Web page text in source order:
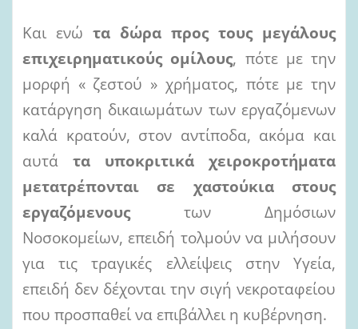
Και ενώ τα δώρα προς τους μεγάλους
επιχειρηματικούς ομίλους, πότε με την
μορφή « ζεστού » χρήματος, πότε με την
κατάργηση δικαιωμάτων των εργαζόμενων
καλά κρατούν, στον αντίποδα, ακόμα και
αυτά τα υποκριτικά χειροκροτήματα
μετατρέπονται σε χαστούκια στους
εργαζόμενους των Δημόσιων
Νοσοκομείων, επειδή τολμούν να μιλήσουν
για τις τραγικές ελλείψεις στην Υγεία,
επειδή δεν δέχονται την σιγή νεκροταφείου
που προσπαθεί να επιβάλλει η κυβέρνηση.